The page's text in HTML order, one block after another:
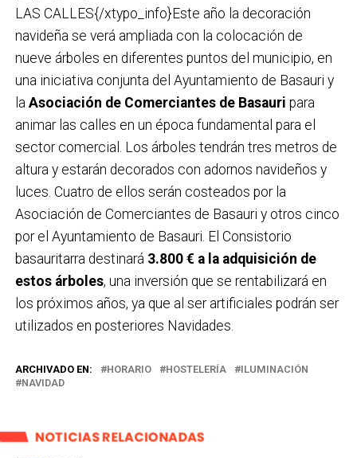
LAS CALLES{/xtypo_info}Este año la decoración
navideña se verá ampliada con la colocación de
nueve árboles en diferentes puntos del municipio, en
una iniciativa conjunta del Ayuntamiento de Basauri y
la Asociación de Comerciantes de Basauri para
animar las calles en un época fundamental para el
sector comercial. Los árboles tendrán tres metros de
altura y estarán decorados con adornos navideños y
luces. Cuatro de ellos serán costeados por la
Asociación de Comerciantes de Basauri y otros cinco
por el Ayuntamiento de Basauri. El Consistorio
basauritarra destinará 3.800 € a la adquisición de
estos árboles, una inversión que se rentabilizará en
los próximos años, ya que al ser artificiales podrán ser
utilizados en posteriores Navidades.
ARCHIVADO EN: HORARIO HOSTELERÍA
ILUMINACIÓN
NAVIDAD
NOTICIAS RELACIONADAS